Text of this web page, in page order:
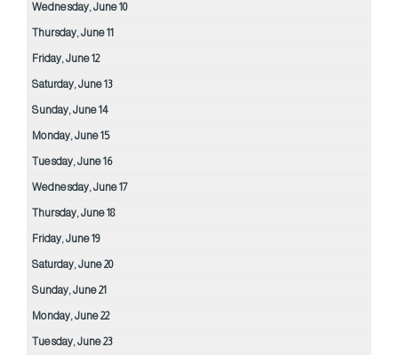
Wednesday,June10
Thursday,June11
Friday,June12
Saturday,June13
Sunday,June14
Monday,June15
Tuesday,June16
Wednesday,June17
Thursday,June18
Friday,June19
Saturday,June20
Sunday,June21
Monday,June22
Tuesday,June23